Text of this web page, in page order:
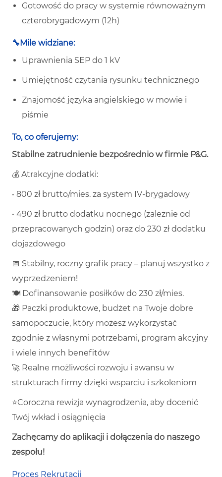
Gotowość do pracy w systemie równoważnym
czterobrygadowym (12h)
🔧Mile widziane:
Uprawnienia SEP do 1 kV
Umiejętność czytania rysunku technicznego
Znajomość języka angielskiego w mowie i
piśmie
To, co oferujemy:
Stabilne zatrudnienie bezpośrednio w firmie P&G.
💰 Atrakcyjne dodatki:
• 800 zł brutto/mies. za system IV-brygadowy
• 490 zł brutto dodatku nocnego (zależnie od
przepracowanych godzin) oraz do 230 zł dodatku
dojazdowego
📅 Stabilny, roczny grafik pracy – planuj wszystko z
wyprzedzeniem!
🍽️ Dofinansowanie posiłków do 230 zł/mies.
🎁 Paczki produktowe, budżet na Twoje dobre
samopoczucie, który możesz wykorzystać
zgodnie z własnymi potrzebami, program akcyjny
i wiele innych benefitów
🚀 Realne możliwości rozwoju i awansu w
strukturach firmy dzięki wsparciu i szkoleniom
⭐Coroczna rewizja wynagrodzenia, aby docenić
Twój wkład i osiągnięcia
Zachęcamy do aplikacji i dołączenia do naszego
zespołu!
Proces Rekrutacji